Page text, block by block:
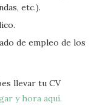
etc.).
de empleo de los
llevar tu CV
y hora aquí.